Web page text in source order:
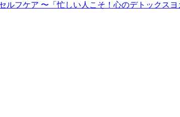
ルフケア 〜「忙しい人こそ！心のデトックス